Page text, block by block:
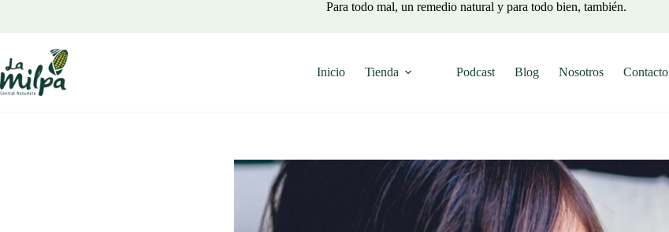
Para todo mal, un remedio natural y para todo bien, también.
Inicio Tienda Podcast Blog Nosotros Contacto